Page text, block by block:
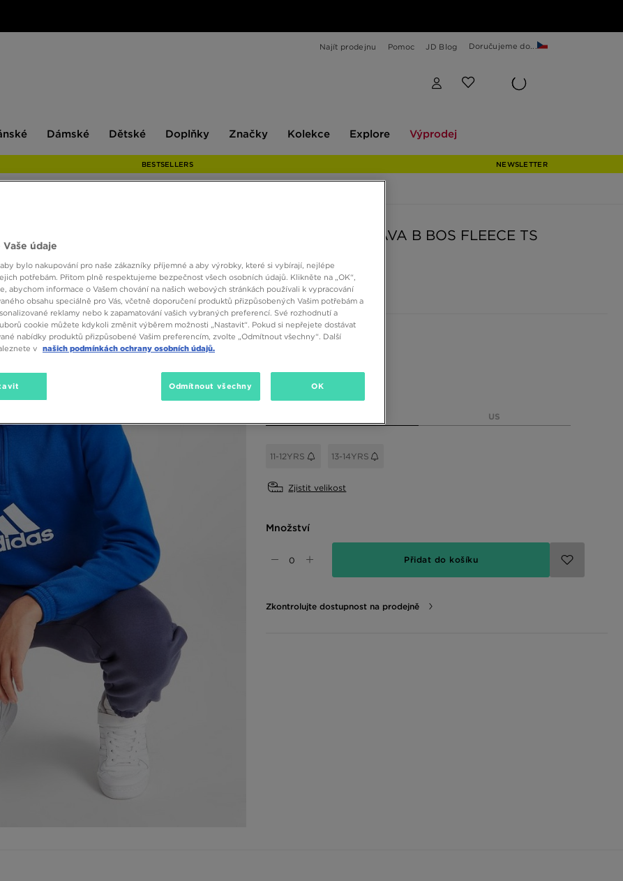
Najít prodejnu Pomoc JD Blog Doručujeme do...
Dámské Dětské Doplňky Značky Kolekce Explore Výprodej
BESTSELLERS NEWSLETTER
ADIDAS SOUPRAVA B BOS FLEECE TS
690 Kč
Dostupné barvy
Vyberte velikost
US
11-12YRS 13-14YRS
Zjistit velikost
Množství
Přidat do košíku
Zkontrolujte dostupnost na prodejně
Vaše údaje
aby bylo nakupování pro naše zákazníky příjemné a aby výrobky, které si vybírají, nejlépe
potřebám. Přitom plně respektujeme bezpečnost všech osobních údajů. Klikněte na „OK“,
abychom informace o Vašem chování na našich webových stránkách používali k vypracování
obsahu speciálně pro Vás, včetně doporučení produktů přizpůsobených Vašim potřebám a
reklamy nebo k zapamatování vašich vybraných preferencí. Své rozhodnutí a
cookie můžete kdykoli změnit výběrem možnosti „Nastavit“. Pokud si nepřejete dostávat
nabídky produktů přizpůsobené Vašim preferencím, zvolte „Odmítnout všechny“. Další
v našich podmínkách ochrany osobních údajů.
Odmítnout všechny OK